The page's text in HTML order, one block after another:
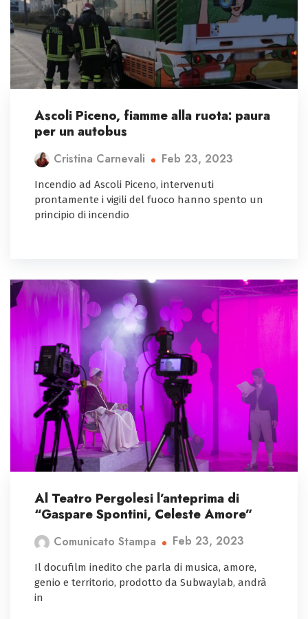
Ascoli Piceno, fiamme alla ruota: paura
per un autobus
Cristina Carnevali Feb 23, 2023
Incendio ad Ascoli Piceno, intervenuti
prontamente i vigili del fuoco hanno spento un
principio di incendio
Al Teatro Pergolesi l’anteprima di
“Gaspare Spontini, Celeste Amore”
Comunicato Stampa Feb 23, 2023
Il docufilm inedito che parla di musica, amore,
genio e territorio, prodotto da Subwaylab, andrà
in